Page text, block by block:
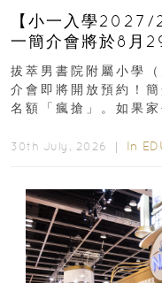
【小一入學2027/
一簡介會將於8月
｜更設有網上重溫
拔萃男書院附屬小學
介會即將開放預約！
名額「瘋搶」。如果
30th July, 2026 ｜ In